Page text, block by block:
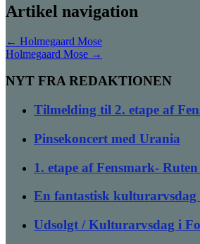
Artikel navigation
← Holmegaard Mose
Holmegaard Mose →
NYT FRA REDAKTIONEN
Tilmelding til 2. etape af
Pinsekoncert med Urania
1. etape af Fensmark-
En fantastisk
Udsolgt / Kulturarvsdag i